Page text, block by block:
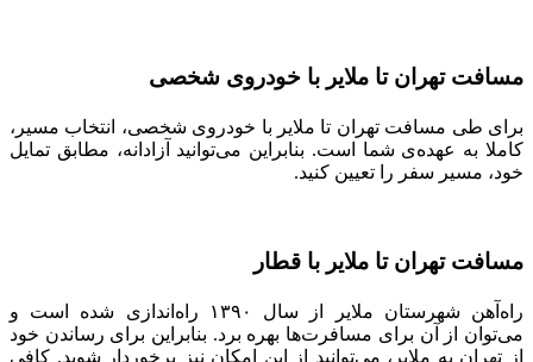
مسافت تهران تا ملایر با خودرو‌ی شخصی
برای طی مسافت تهران تا ملایر با خودرو‌ی شخصی، انتخاب مسیر،
کاملا به عهده‌ی شما است. بنابراین می‌توانید آزادانه، مطابق تمایل
خود، مسیر سفر را تعیین کنید.
مسافت تهران تا ملایر با قطار
راه‌آهن شهرستان ملایر از سال ۱۳۹۰ راه‌اندازی شده است و
می‌توان از آن برای مسافرت‌ها بهره برد. بنابراین برای رساندن خود
از تهران به ملایر، می‌توانید از این امکان نیز برخوردار شوید. کافی